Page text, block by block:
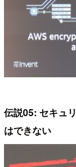
伝説05: セキュ
はできない